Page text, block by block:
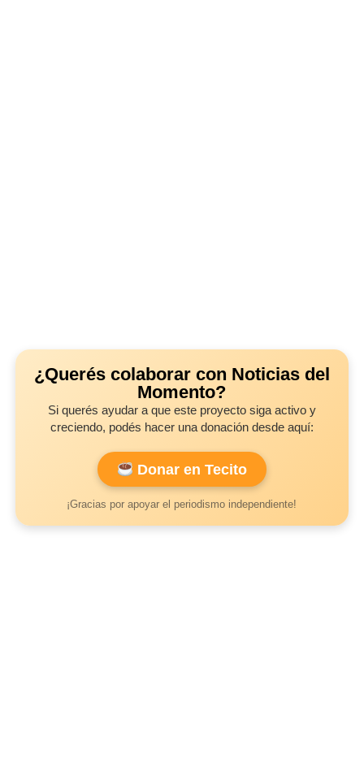
¿Querés colaborar con Noticias del
Momento?
Si querés ayudar a que este proyecto siga activo y
creciendo, podés hacer una donación desde aquí:
Donar en Tecito
¡Gracias por apoyar el periodismo independiente!